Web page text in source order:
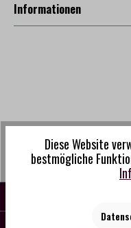
Informationen
Diese Website
bestmögliche